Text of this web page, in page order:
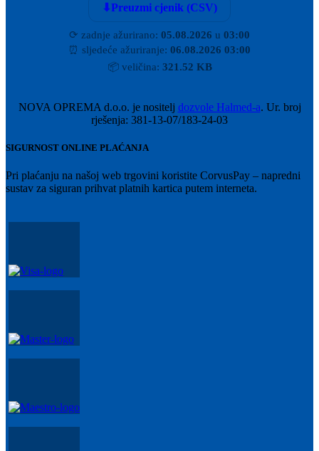
⬇Preuzmi cjenik (CSV)
⟳ zadnje ažurirano: 05.08.2026 u 03:00
⏰ sljedeće ažuriranje: 06.08.2026 03:00
📦veličina: 321.52 KB
NOVA OPREMA d.o.o. je nositelj dozvole Halmed-a. Ur. broj
rješenja: 381-13-07/183-24-03
SIGURNOST ONLINE PLAĆANJA
Pri plaćanju na našoj web trgovini koristite CorvusPay – napredni
sustav za siguran prihvat platnih kartica putem interneta.